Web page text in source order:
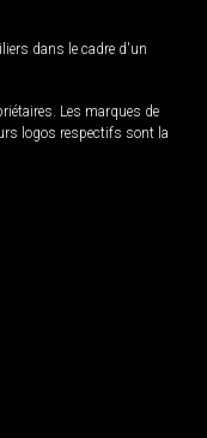
dans le cadre d'un
Les marques de
logos respectifs sont la